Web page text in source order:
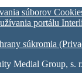
súborov
portálu
súkromia
Medial Group, s.